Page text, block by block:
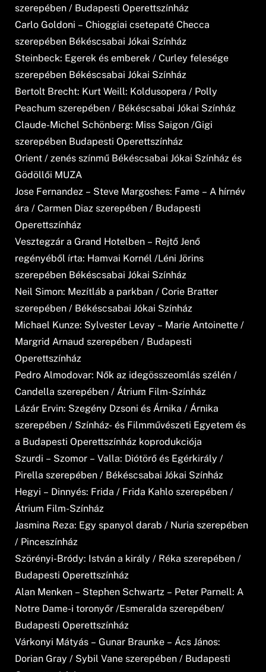
szerepében / Budapesti Operettszínház
Carlo Goldoni – Chioggiai csetepaté Checca
szerepében Békéscsabai Jókai Színház
Steinbeck: Egerek és emberek / Curley felesége
szerepében Békéscsabai Jókai Színház
Bertolt Brecht: Kurt Weill: Koldusopera / Polly
Peachum szerepében / Békéscsabai Jókai Színház
Claude-Michel Schönberg: Miss Saigon /Gigi
szerepében Budapesti Operettszínház
Orient / zenés színmű Békéscsabai Jókai Színház és
Gödöllői MUZA
Jose Fernandez – Steve Margoshes: Fame – A hírnév
ára / Carmen Diaz szerepében / Budapesti
Operettszínház
Vesztegzár a Grand Hotelben – Rejtő Jenő
regényéből írta: Hamvai Kornél /Léni Jörins
szerepében Békéscsabai Jókai Színház
Neil Simon: Mezítláb a parkban / Corie Bratter
szerepében / Békéscsabai Jókai Színház
Michael Kunze: Sylvester Levay – Marie Antoinette /
Margrid Arnaud szerepében / Budapesti
Operettszínház
Pedro Almodovar: Nők az idegösszeomlás szélén /
Candella szerepében / Átrium Film-Színház
Lázár Ervin: Szegény Dzsoni és Árnika / Árnika
szerepében / Színház- és Filmművészeti Egyetem és
a Budapesti Operettszínház koprodukciója
Szurdi – Szomor – Valla: Diótörő és Egérkirály /
Pirella szerepében / Békéscsabai Jókai Színház
Hegyi – Dinnyés: Frida / Frida Kahlo szerepében /
Átrium Film-Színház
Jasmina Reza: Egy spanyol darab / Nuria szerepében
/ Pinceszínház
Szörényi-Bródy: István a király / Réka szerepében /
Budapesti Operettszínház
Alan Menken – Stephen Schwartz – Peter Parnell: A
Notre Dame-i toronyőr /Esmeralda szerepében/
Budapesti Operettszínház
Várkonyi Mátyás – Gunar Braunke – Ács János:
Dorian Gray / Sybil Vane szerepében / Budapesti